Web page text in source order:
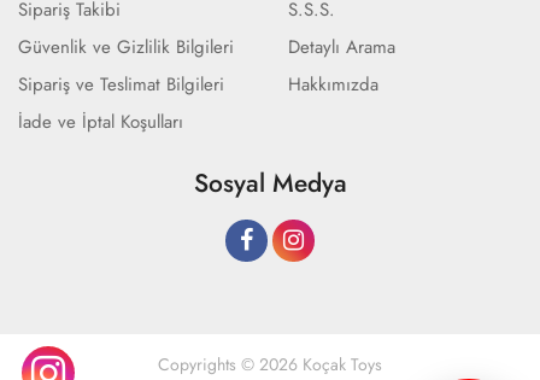
Sipariş Takibi
Güvenlik ve Gizlilik Bilgileri
Sipariş ve Teslimat Bilgileri
İade ve İptal Koşulları
S.S.S.
Detaylı Arama
Hakkımızda
Sosyal Medya
Copyrights © 2026 Koçak Toys